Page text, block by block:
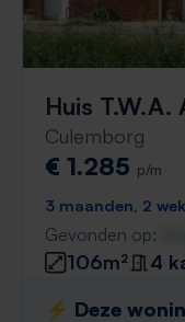
Huis T.W.A.
Culemborg
€ 1.285 p/m
3 maanden, 2
Gevonden op:
106m²
4
⚡️ Deze